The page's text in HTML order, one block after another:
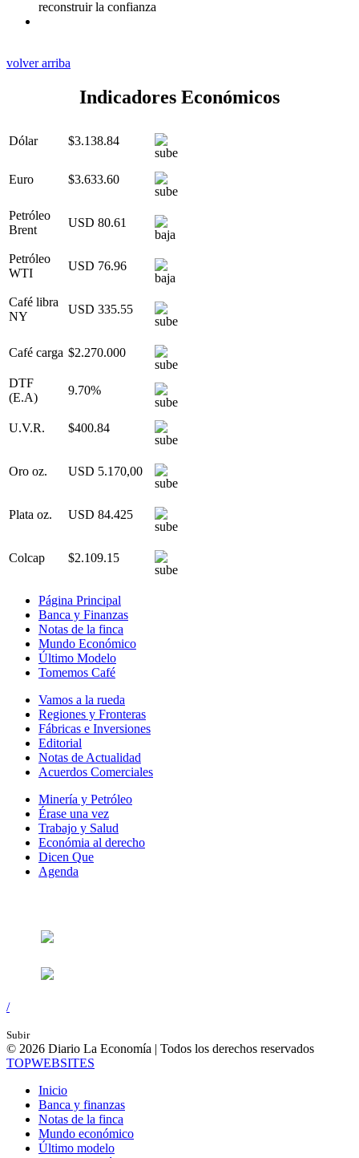
volver arriba
Indicadores Económicos
Dólar $3.138.84
Euro $3.633.60
Petróleo
Brent
USD 80.61
Petróleo
WTI
USD 76.96
Café libra
NY
USD 335.55
Café carga $2.270.000
DTF
(E.A)
9.70%
U.V.R. $400.84
Oro oz. USD 5.170,00
Plata oz. USD 84.425
Colcap $2.109.15
Página Principal
Banca y Finanzas
Notas de la finca
Mundo Económico
Último Modelo
Tomemos Café
Vamos a la rueda
Regiones y Fronteras
Fábricas e Inversiones
Editorial
Notas de Actualidad
Acuerdos Comerciales
Minería y Petróleo
Érase una vez
Trabajo y Salud
Económia al derecho
Dicen Que
Agenda
/
Subir
© 2026 Diario La Economía | Todos los derechos reservados
TOPWEBSITES
Inicio
Banca y finanzas
Notas de la finca
Mundo económico
Último modelo